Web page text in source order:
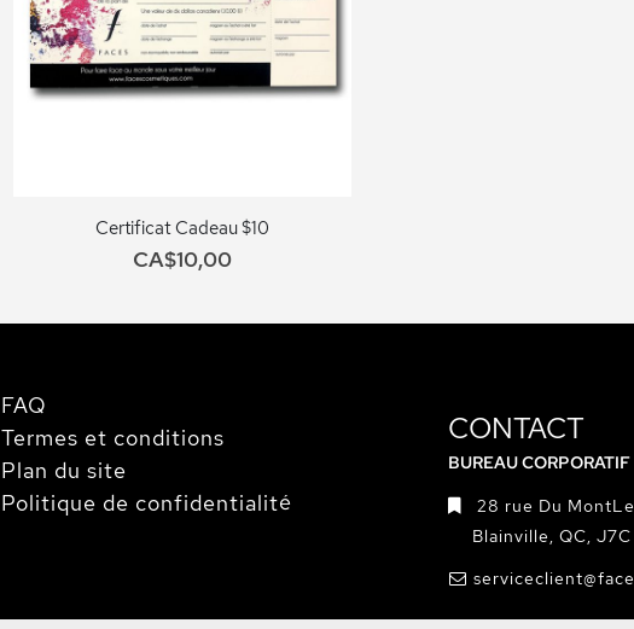
Certificat Cadeau $10
CA$10,00
FAQ
Termes et conditions
Plan du site
Politique de confidentialité
CONTACT
BUREAU CORPORATIF
28 rue Du
Blainville, QC,